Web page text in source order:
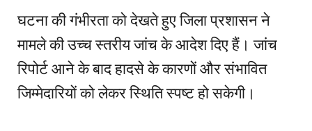
घटना की गंभीरता को देखते हुए जिला प्रशासन ने
मामले की उच्च स्तरीय जांच के आदेश दिए हैं। जांच
रिपोर्ट आने के बाद हादसे के कारणों और संभावित
जिम्मेदारियों को लेकर स्थिति स्पष्ट हो सकेगी।